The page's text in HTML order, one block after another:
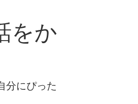
をか
分にぴった